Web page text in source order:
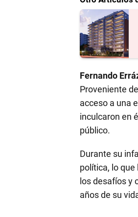
Fernando
Proveniente
acceso a una
inculcaron en
público.
Durante su
política, lo
los desafíos y
años de su